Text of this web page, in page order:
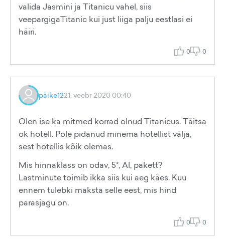
valida Jasmini ja Titanicu vahel, siis
veepargigaTitanic kui just liiga palju eestlasi ei
häiri.
0 0
päike1221. veebr 2020 00:40
Olen ise ka mitmed korrad olnud Titanicus. Täitsa
ok hotell. Pole pidanud minema hotellist välja,
sest hotellis kõik olemas.
Mis hinnaklass on odav, 5*, Al, pakett?
Lastminute toimib ikka siis kui aeg käes. Kuu
ennem tulebki maksta selle eest, mis hind
parasjagu on.
0 0